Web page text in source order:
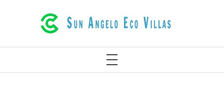
레팀노 크레타 그리스의 고급스러운 에코
빌라